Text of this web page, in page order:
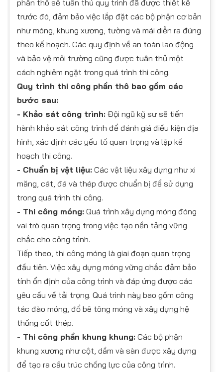
phần thô sẽ tuân thủ quy trình đã được thiết kế
trước đó, đảm bảo việc lắp đặt các bộ phận cơ bản
như móng, khung xương, tường và mái diễn ra đúng
theo kế hoạch. Các quy định về an toàn lao động
và bảo vệ môi trường cũng được tuân thủ một
cách nghiêm ngặt trong quá trình thi công.
Quy trình thi công phần thô bao gồm các
bước sau:
- Khảo sát công trình: Đội ngũ kỹ sư sẽ tiến
hành khảo sát công trình để đánh giá điều kiện địa
hình, xác định các yếu tố quan trọng và lập kế
hoạch thi công.
- Chuẩn bị vật liệu: Các vật liệu xây dựng như xi
măng, cát, đá và thép được chuẩn bị để sử dụng
trong quá trình thi công.
- Thi công móng: Quá trình xây dựng móng đóng
vai trò quan trọng trong việc tạo nền tảng vững
chắc cho công trình.
Tiếp theo, thi công móng là giai đoạn quan trọng
đầu tiên. Việc xây dựng móng vững chắc đảm bảo
tính ổn định của công trình và đáp ứng được các
yêu cầu về tải trọng. Quá trình này bao gồm công
tác đào móng, đổ bê tông móng và xây dựng hệ
thống cốt thép.
- Thi công phần khung khung: Các bộ phận
khung xương như cột, dầm và sàn được xây dựng
để tạo ra cấu trúc chống lực của công trình.